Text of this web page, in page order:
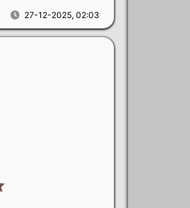
27-12-2025, 02:03